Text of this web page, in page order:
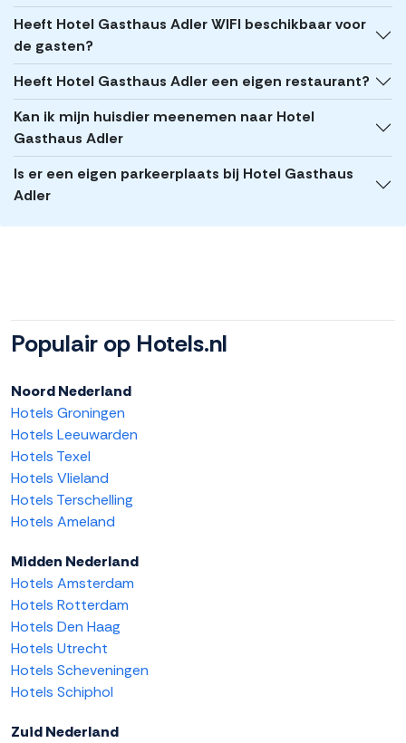
Heeft Hotel Gasthaus Adler WIFI beschikbaar voor
de gasten?
Heeft Hotel Gasthaus Adler een eigen restaurant?
Kan ik mijn huisdier meenemen naar Hotel
Gasthaus Adler
Is er een eigen parkeerplaats bij Hotel Gasthaus
Adler
Populair op Hotels.nl
Noord Nederland
Hotels Groningen
Hotels Leeuwarden
Hotels Texel
Hotels Vlieland
Hotels Terschelling
Hotels Ameland
Midden Nederland
Hotels Amsterdam
Hotels Rotterdam
Hotels Den Haag
Hotels Utrecht
Hotels Scheveningen
Hotels Schiphol
Zuid Nederland